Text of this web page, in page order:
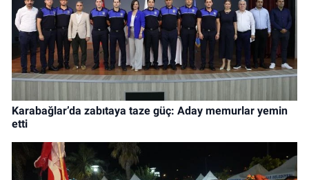
Karabağlar’da zabıtaya taze güç: Aday memurlar yemin
etti